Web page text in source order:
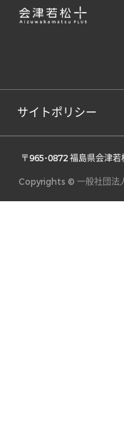
サイトポリシー
〒965-0872 福島県会津
Copyrights © 一般社団法